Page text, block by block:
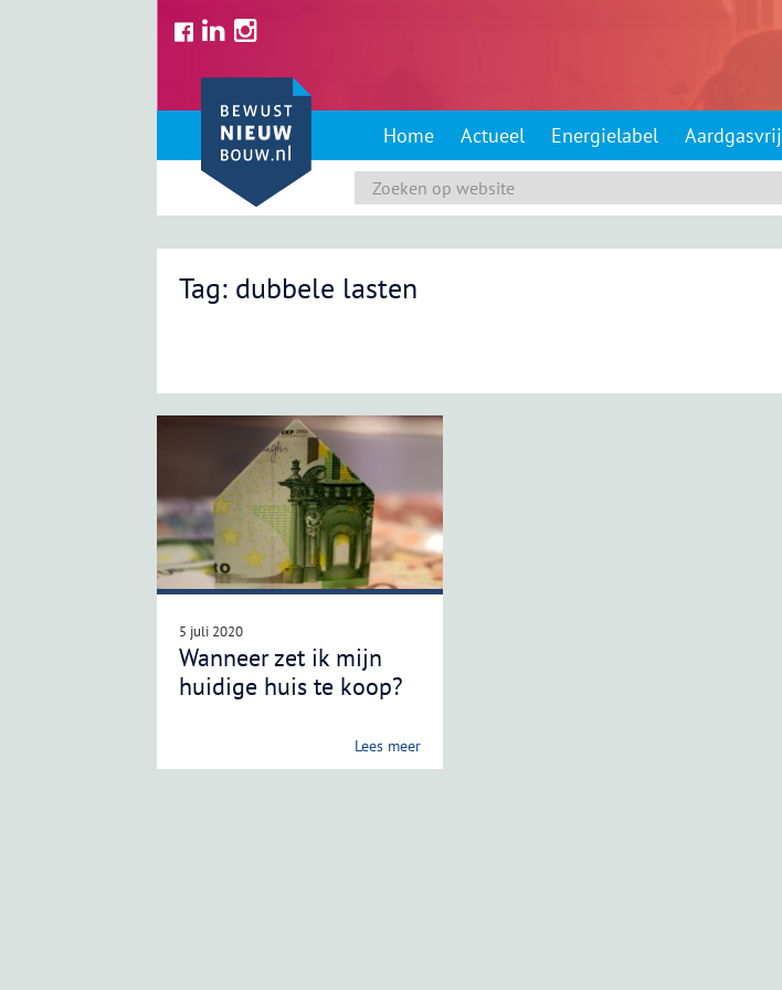
Home Actueel Energielabel Aardgasvrij
Tag: dubbele lasten
5 juli 2020
Wanneer zet ik mijn
huidige huis te koop?
Lees meer